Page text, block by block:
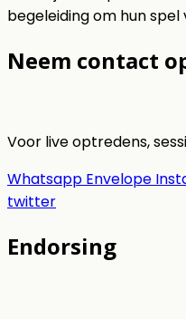
begeleiding om hun
Neem contact
Voor live optredens,
Whatsapp Envelope
twitter
Endorsing